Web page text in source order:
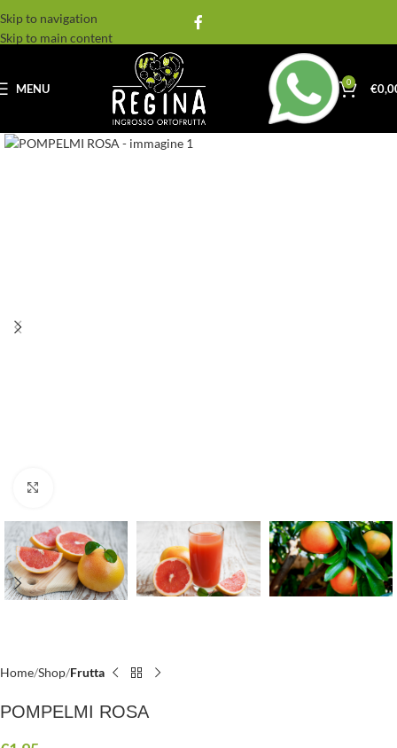
Skip to navigation
Skip to main content
MENU 0 €
Home Shop Frutta
POMPELMI ROSA